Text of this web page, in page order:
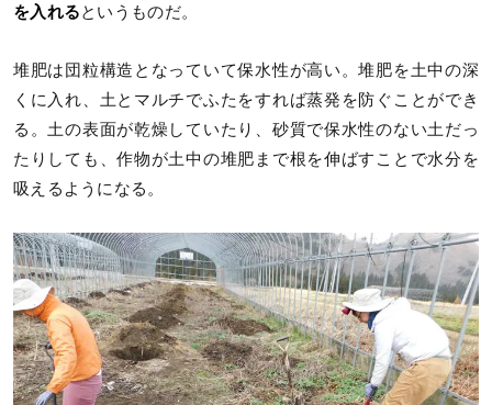
を入れるというものだ。
堆肥は団粒構造となっていて保水性が高い。堆肥を土中の深
くに入れ、土とマルチでふたをすれば蒸発を防ぐことができ
る。土の表面が乾燥していたり、砂質で保水性のない土だっ
たりしても、作物が土中の堆肥まで根を伸ばすことで水分を
吸えるようになる。